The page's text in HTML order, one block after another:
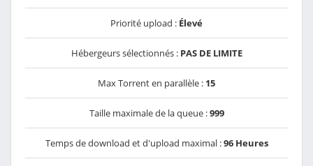
Priorité upload : Élevé
Hébergeurs sélectionnés : PAS DE LIMITE
Max Torrent en parallèle : 15
Taille maximale de la queue :999
Temps de download et d'upload maximal :96 Heures